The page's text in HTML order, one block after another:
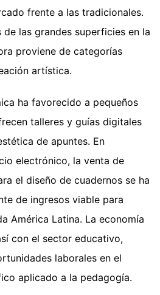
frente a las tradicionales.
de las grandes superficies en la
proviene de categorías
artística.
ha favorecido a pequeños
talleres y guías digitales
de apuntes. En
electrónico, la venta de
el diseño de cuadernos se ha
de ingresos viable para
América Latina. La economía
con el sector educativo,
laborales en el
aplicado a la pedagogía.